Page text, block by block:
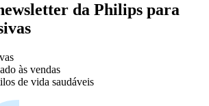
da Philips para
às vendas
de vida saudáveis